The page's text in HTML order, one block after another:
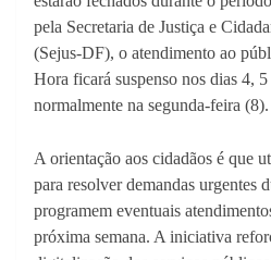
pela Secretaria de Justiça e
(Sejus-DF), o atendimento ao
Hora ficará suspenso nos dias 4,
normalmente na segunda-feira (8).
A orientação aos cidadãos é que
para resolver demandas urgentes
programem eventuais
próxima semana. A iniciativa